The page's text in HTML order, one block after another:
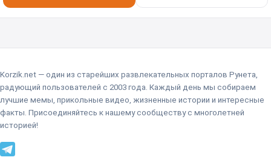
Korzik.net — один из старейших развлекательных порталов Рунета,
радующий пользователей с 2003 года. Каждый день мы собираем
лучшие мемы, прикольные видео, жизненные истории и интересные
факты. Присоединяйтесь к нашему сообществу с многолетней
историей!